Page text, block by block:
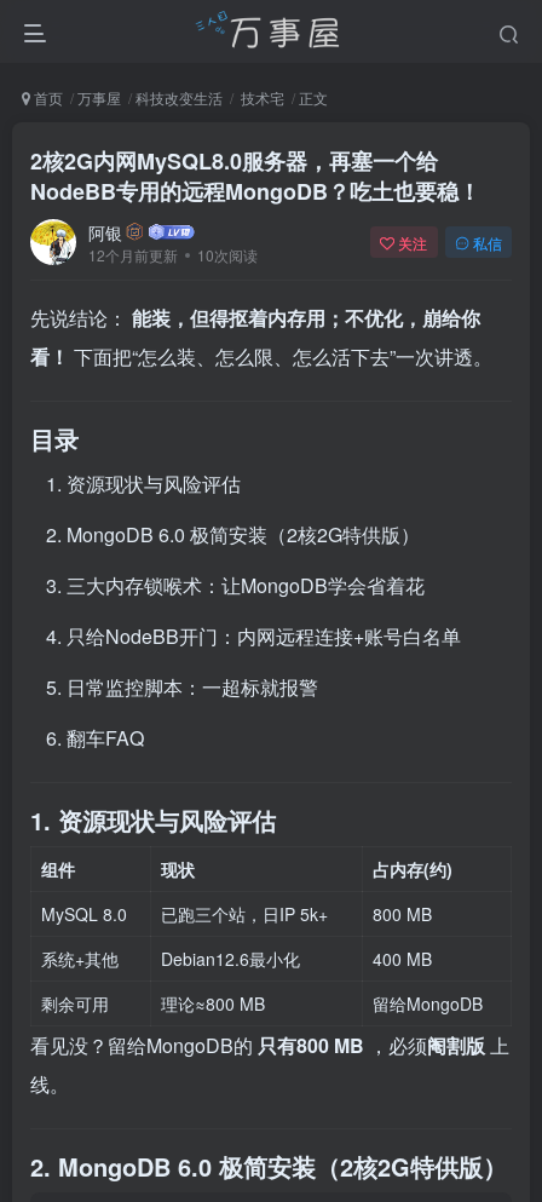
首页 万事屋 科技改变生活 技术宅 正文
2核2G内网MySQL8.0服务器，再塞一个给
NodeBB专用的远程MongoDB？吃土也要稳！
阿银
12个月前更新 10次阅读
关注 私信
先说结论： 能装，但得抠着内存用；不优化，崩给你
看！ 下面把“怎么装、怎么限、怎么活下去”一次讲透。
目录
资源现状与风险评估
MongoDB 6.0 极简安装（2核2G特供版）
三大内存锁喉术：让MongoDB学会省着花
只给NodeBB开门：内网远程连接+账号白名单
日常监控脚本：一超标就报警
翻车FAQ
1. 资源现状与风险评估
组件 现状
占内存(约)
MySQL 8.0
已跑三个站，日IP 5k+
800 MB
系统+其他
Debian12.6最小化
400 MB
剩余可用
理论≈800 MB 留给MongoDB
看见没？留给MongoDB的 只有800 MB ，必须阉割版 上
线。
2. MongoDB 6.0 极简安装（2核2G特供版）